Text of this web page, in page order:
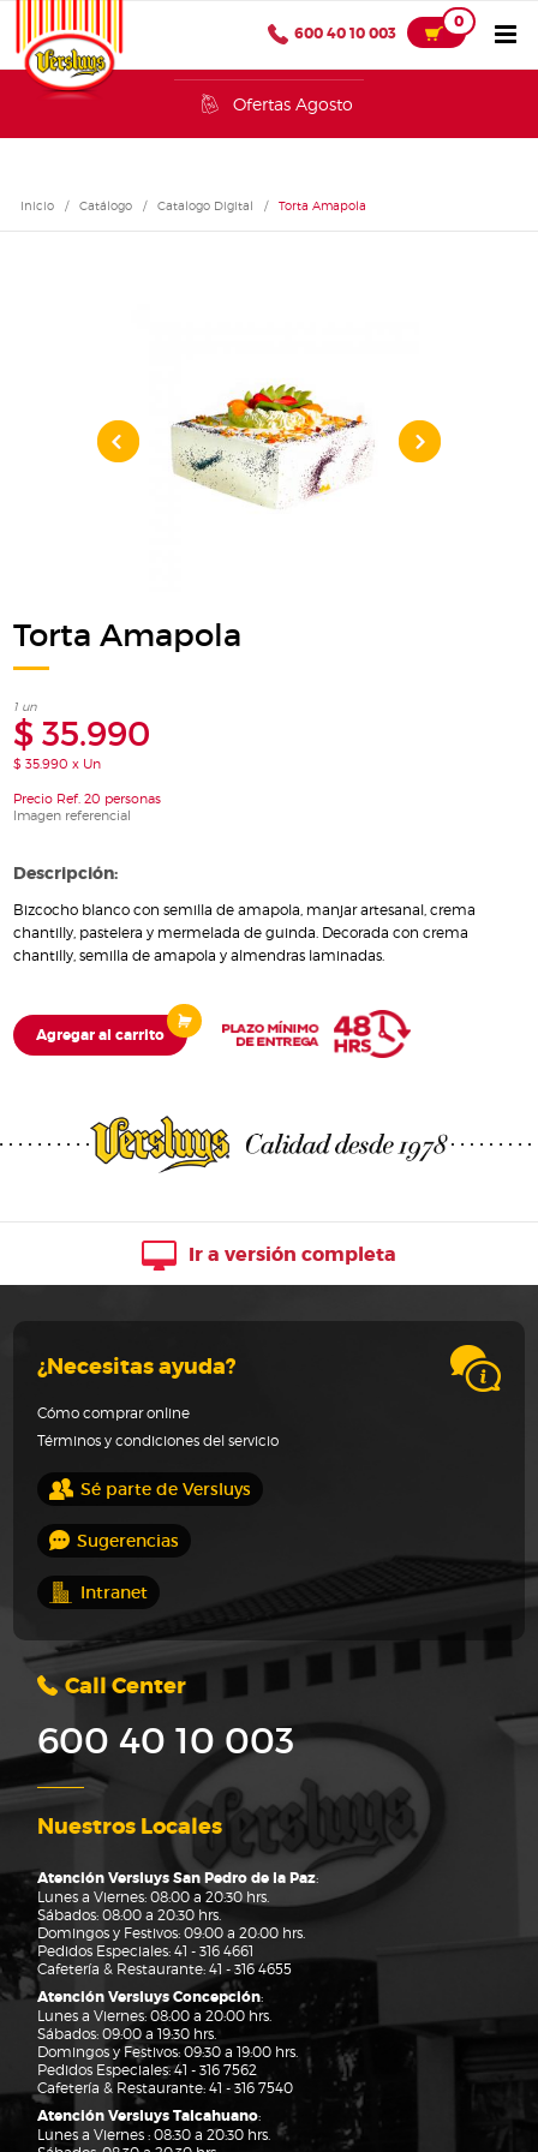
600 40 10 003
0
Ofertas Agosto
Inicio / Catálogo / Catalogo Digital / Torta Amapola
Torta Amapola
1 un
$ 35.990
$ 35.990 x Un
Precio Ref. 20 personas
Imagen referencial
Descripción:
Bizcocho blanco con semilla de amapola, manjar artesanal, crema
chantilly, pastelera y mermelada de guinda. Decorada con crema
chantilly, semilla de amapola y almendras laminadas.
Agregar al carrito
Ir a versión completa
¿Necesitas ayuda?
Cómo comprar online
Términos y condiciones del servicio
Sé parte de Versluys
Sugerencias
Intranet
Call Center
600 40 10 003
Nuestros Locales
Atención Versluys San Pedro de la Paz:
Lunes a Viernes: 08:00 a 20:30 hrs.
Sábados: 08:00 a 20:30 hrs.
Domingos y Festivos: 09:00 a 20:00 hrs.
Pedidos Especiales:41 - 316 4661
Cafetería & Restaurante:41 - 316 4655
Atención Versluys Concepción:
Lunes a Viernes: 08:00 a 20:00 hrs.
Sábados: 09:00 a 19:30 hrs.
Domingos y Festivos: 09:30 a 19:00 hrs.
Pedidos Especiales:41 - 316 7562
Cafetería & Restaurante:41 - 316 7540
Atención Versluys Talcahuano:
Lunes a Viernes : 08:30 a 20:30 hrs.